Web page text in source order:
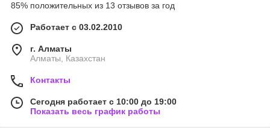
85% положительных из 13 отзывов за год
Работает с 03.02.2010
г. Алматы
Алматы, Казахстан
Контакты
Сегодня работает с 10:00 до 19:00
Показать весь график работы